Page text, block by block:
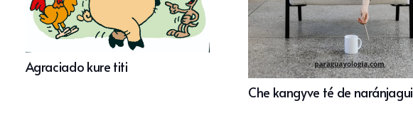
Agraciado kure titi
Che kangyve té de naránjagui